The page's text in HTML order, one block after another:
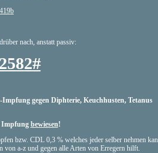
nach, anstatt passiv:
gegen Diphterie, Keuchhusten, Tetanus
Impfung bewiesen!
bzw. CDL 0,3 % welches jeder selber nehmen
a-z und gegen alle Arten von Erregern hilft.